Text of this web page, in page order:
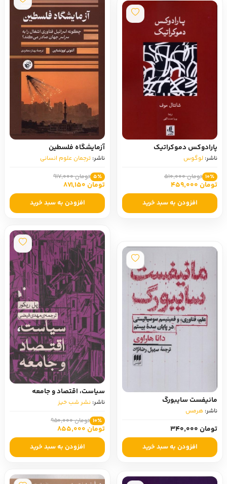
پارادوکس دموکراتیک
ناشر: لوگوس
10٪ تومان 510,000
تومان 459,000
افزودن به سبد خرید
آزمایشگاه فلسطین
ناشر: ترجمان علوم انسانی
5٪ تومان 917,000
تومان 871,150
افزودن به سبد خرید
مانیفست سایبورگ
ناشر: هرمس‏
تومان 340,000
افزودن به سبد خرید
سیاست، اقتصاد و جامعه
ناشر: نشر شب خیز
10٪ تومان 950,000
تومان 855,000
افزودن به سبد خرید